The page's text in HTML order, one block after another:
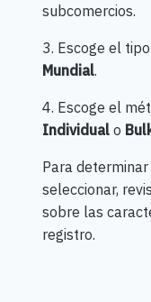
subcomercios.
3. Escoge el
Mundial.
4. Escoge el
Individualo
Para
seleccionar,
sobre las
registro.